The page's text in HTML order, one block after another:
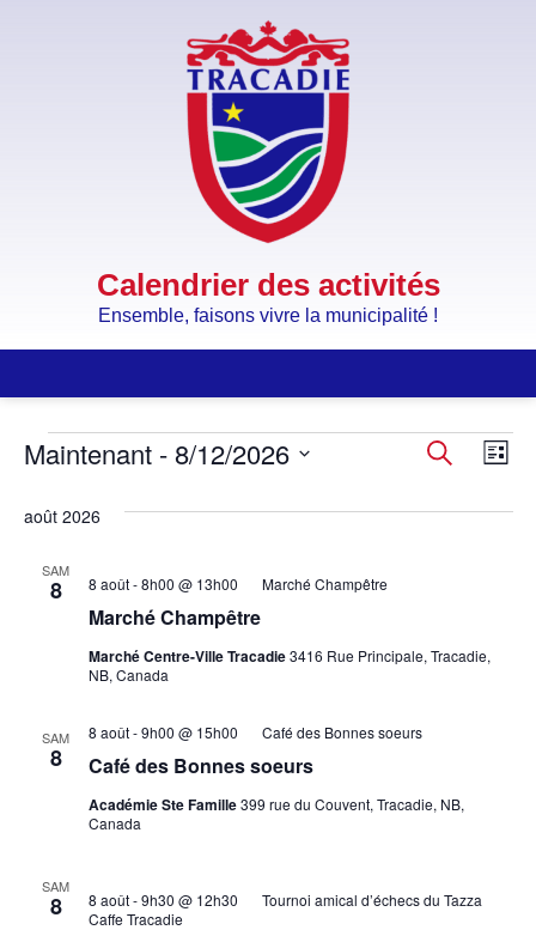
Calendrier des activités
Ensemble, faisons vivre la municipalité !
Recherche
Liste
Maintenant - 8/12/2026
date.
août 2026
SAM
8
Marché Champêtre
8 août - 8h00 @ 13h00 Marché Champêtre
Marché Centre-Ville Tracadie3416 Rue Principale, Tracadie,
NB, Canada
SAM
8 Café des Bonnes soeurs
8 août - 9h00 @ 15h00 Café des Bonnes soeurs
Académie Ste Famille399 rue du Couvent, Tracadie, NB,
Canada
SAM
8 8 août - 9h30 @ 12h30
Tournoi amical d’échecs du Tazza
Caffe Tracadie